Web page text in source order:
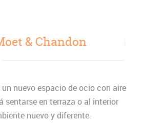
& Chandon
nuevo espacio de ocio con aire
sentarse en terraza o al interior
nuevo y diferente.